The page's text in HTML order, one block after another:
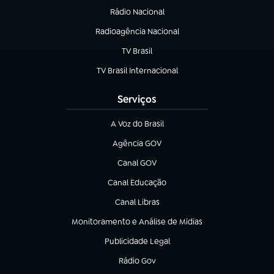
Rádio Nacional
Radioagência Nacional
(abre em nova aba)
TV Brasil
(abre em nova aba)
TV Brasil Internacional
(abre em nova aba)
Serviços
A Voz do Brasil
(abre em nova aba)
Agência GOV
(abre em nova aba)
Canal GOV
(abre em nova aba)
Canal Educação
(abre em nova aba)
Canal Libras
(abre em nova aba)
Monitoramento e Análise de Mídias
(abre em nova aba)
Publicidade Legal
(abre em nova aba)
Rádio Gov
(abre em nova aba)